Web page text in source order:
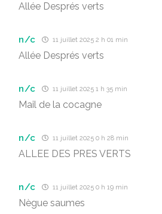
Allée Després verts
n/c 11 juillet 2025 2 h 01 min
Allée Després verts
n/c 11 juillet 2025 1 h 35 min
Mail de la cocagne
n/c 11 juillet 2025 0 h 28 min
ALLEE DES PRES VERTS
n/c 11 juillet 2025 0 h 19 min
Nègue saumes